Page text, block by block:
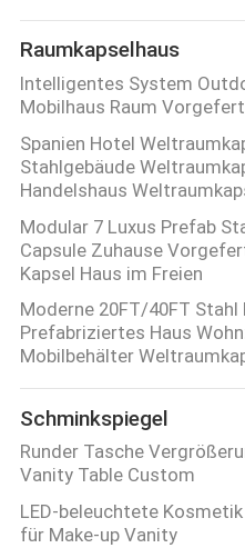
Raumkapselhaus
Intelligentes System
Mobilhaus Raum
Spanien Hotel
Stahlgebäude
Handelshaus
Modular 7 Luxus Prefab
Capsule Zuhause
Kapsel Haus im Freien
Moderne 20FT/40FT
Prefabriziertes Haus
Mobilbehälter
Schminkspiegel
Runder Tasche
Vanity Table Custom
LED-beleuchtete
für Make-up Vanity